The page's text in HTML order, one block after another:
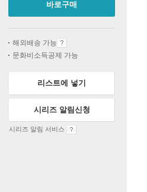
바로구매
해외배송 가능
문화비소득공제 가능
리스트에 넣기
시리즈 알림신청
시리즈 알림 서비스